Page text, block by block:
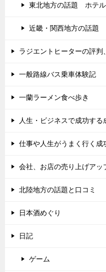
東北地方の話題 ホテル
近畿・関西地方の話題
ラジエントヒーターの評判
一般路線バス乗車体験記
一蘭ラーメン食べ歩き
人生・ビジネスで成功する
仕事や人生がうまく行く成
会社、お店の売り上げアッ
北陸地方の話題と口コミ
日本酒めぐり
日記
ゲーム